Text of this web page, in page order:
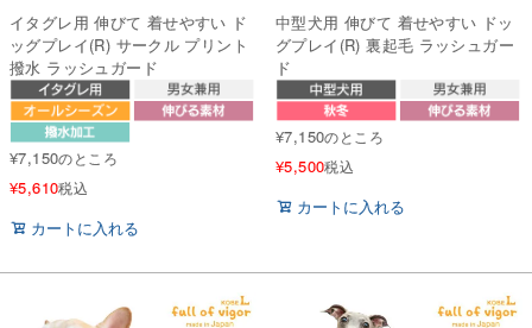
イタグレ用 伸びて 着せやすい ド
ッグプレイ(R) サークル プリント
撥水 ラッシュガード
¥7,150のところ
¥5,610税込
カートに入れる
中型犬用 伸びて 着せやすい ドッ
グプレイ(R) 裏起毛 ラッシュガー
ド
¥7,150のところ
¥5,500税込
カートに入れる